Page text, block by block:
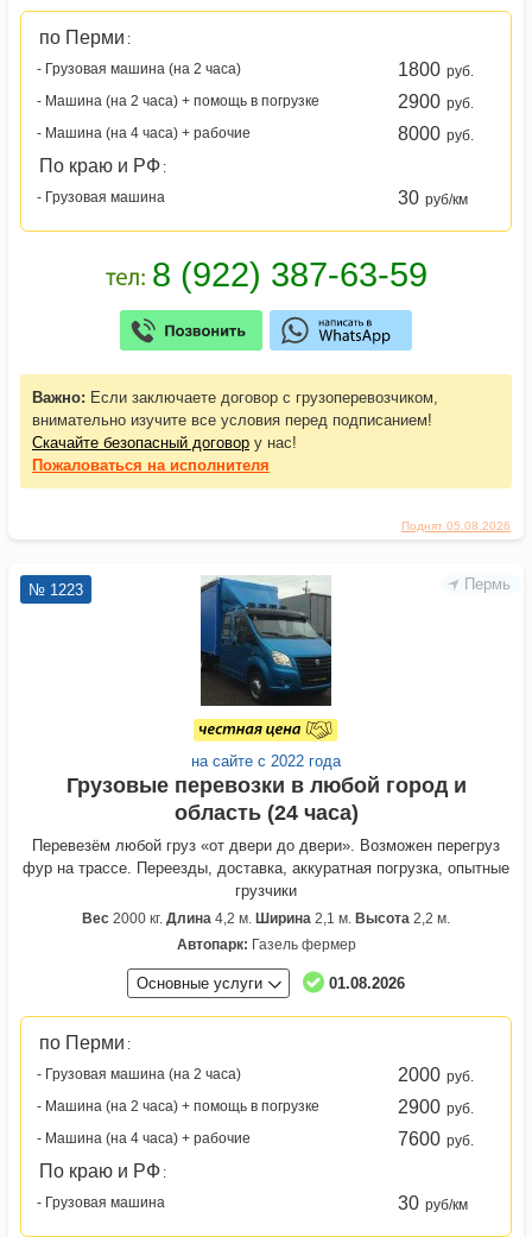
Поднят 05.08.2026
по Перми :
- Грузовая машина (на 2 часа)
1800 руб.
- Машина (на 2 часа) + помощь в погрузке
2900 руб.
- Машина (на 4 часа) + рабочие
8000 руб.
По краю и РФ :
- Грузовая машина
30 руб/км
Важно: Если заключаете договор с грузоперевозчиком,
внимательно изучите все условия перед подписанием!
Скачайте безопасный договор у нас!
Пожаловаться на исполнителя
Пермь
№ 1223
на сайте с 2022 года
Грузовые перевозки в любой город и
область (24 часа)
Перевезём любой груз «от двери до двери». Возможен перегруз
фур на трассе. Переезды, доставка, аккуратная погрузка, опытные
грузчики
Вес 2000 кг. Длина 4,2 м. Ширина 2,1 м. Высота 2,2 м.
Автопарк: Газель фермер
Основные услуги 01.08.2026
по Перми :
- Грузовая машина (на 2 часа)
2000 руб.
- Машина (на 2 часа) + помощь в погрузке
2900 руб.
- Машина (на 4 часа) + рабочие
7600 руб.
По краю и РФ :
- Грузовая машина
30 руб/км